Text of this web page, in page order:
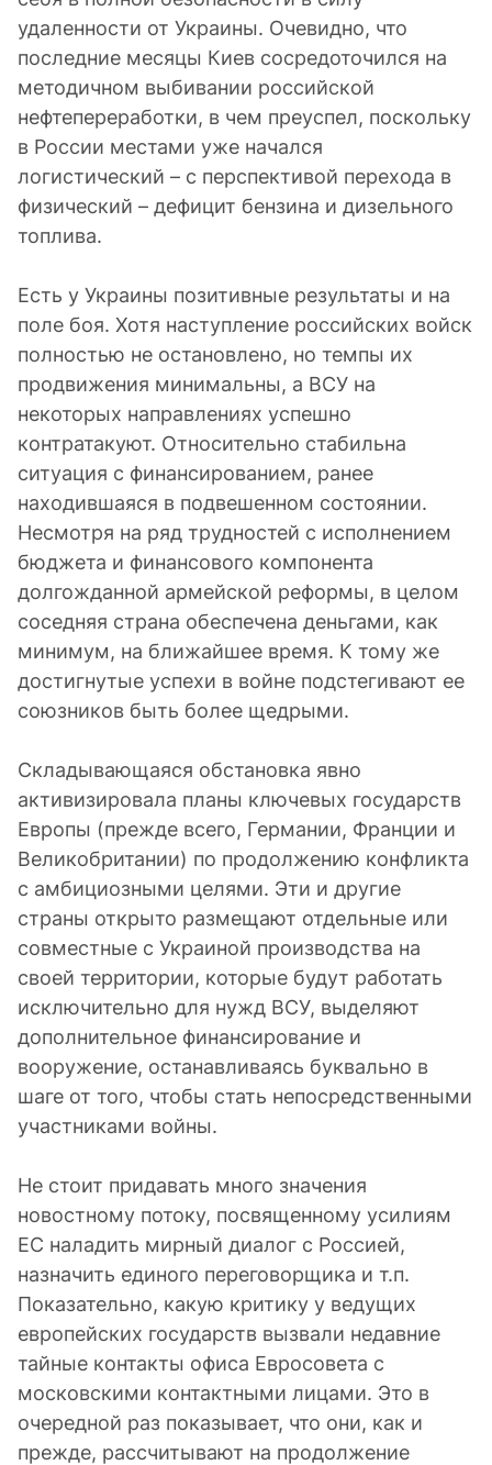
удаленности от Украины. Очевидно, что
последние месяцы Киев сосредоточился на
методичном выбивании российской
нефтепереработки, в чем преуспел, поскольку
в России местами уже начался
логистический – с перспективой перехода в
физический – дефицит бензина и дизельного
топлива.
Есть у Украины позитивные результаты и на
поле боя. Хотя наступление российских войск
полностью не остановлено, но темпы их
продвижения минимальны, а ВСУ на
некоторых направлениях успешно
контратакуют. Относительно стабильна
ситуация с финансированием, ранее
находившаяся в подвешенном состоянии.
Несмотря на ряд трудностей с исполнением
бюджета и финансового компонента
долгожданной армейской реформы, в целом
соседняя страна обеспечена деньгами, как
минимум, на ближайшее время. К тому же
достигнутые успехи в войне подстегивают ее
союзников быть более щедрыми.
Складывающаяся обстановка явно
активизировала планы ключевых государств
Европы (прежде всего, Германии, Франции и
Великобритании) по продолжению конфликта
с амбициозными целями. Эти и другие
страны открыто размещают отдельные или
совместные с Украиной производства на
своей территории, которые будут работать
исключительно для нужд ВСУ, выделяют
дополнительное финансирование и
вооружение, останавливаясь буквально в
шаге от того, чтобы стать непосредственными
участниками войны.
Не стоит придавать много значения
новостному потоку, посвященному усилиям
ЕС наладить мирный диалог с Россией,
назначить единого переговорщика и т.п.
Показательно, какую критику у ведущих
европейских государств вызвали недавние
тайные контакты офиса Евросовета с
московскими контактными лицами. Это в
очередной раз показывает, что они, как и
прежде, рассчитывают на продолжение